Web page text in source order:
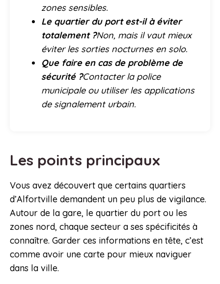
zones sensibles.
Le quartier du port est-il à éviter
totalement ?Non, mais il vaut mieux
éviter les sorties nocturnes en solo.
Que faire en cas de problème de
sécurité ?Contacter la police
municipale ou utiliser les applications
de signalement urbain.
Les points principaux
Vous avez découvert que certains quartiers
d’Alfortville demandent un peu plus de vigilance.
Autour de la gare, le quartier du port ou les
zones nord, chaque secteur a ses spécificités à
connaître. Garder ces informations en tête, c’est
comme avoir une carte pour mieux naviguer
dans la ville.